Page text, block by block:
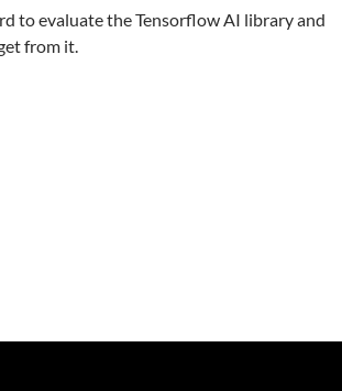
to evaluate the Tensorflow AI library and
from it.